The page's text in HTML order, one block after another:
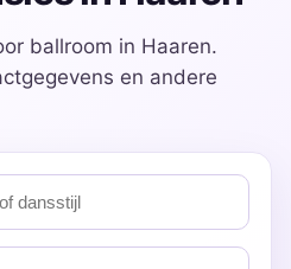
ballroom in Haaren.
en andere